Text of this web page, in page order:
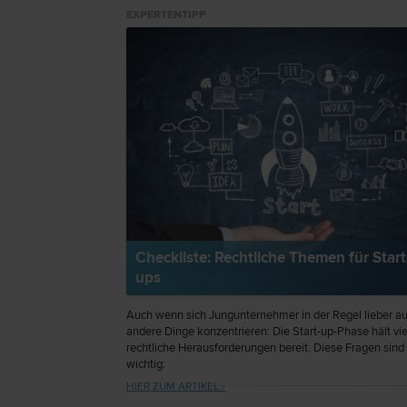
Checkliste: Rechtliche Themen für
ups
Auch wenn sich Jungunternehmer in der Regel lieber
andere Dinge konzentrieren: Die Start-up-Phase hält
rechtliche Herausforderungen bereit. Diese Fragen sind
wichtig:
HIER ZUM ARTIKEL ›